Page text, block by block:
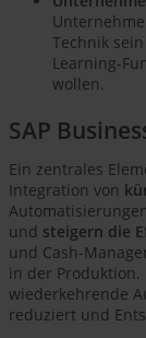
Technik
Learning-
wollen.
SAP
Ein zentrales
Integration von
und steigern die
und Cash-
in der
wiederkehrende
reduziert und